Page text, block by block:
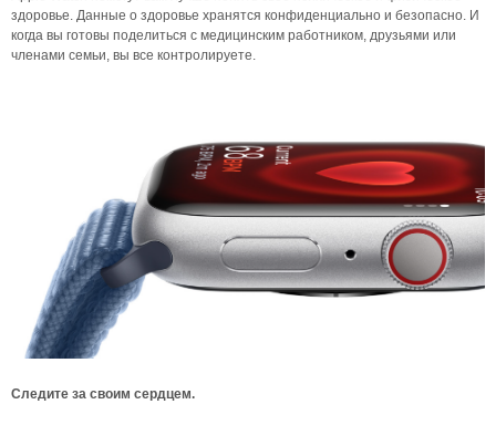
здоровье. Данные о здоровье хранятся конфиденциально и безопасно. И
когда вы готовы поделиться с медицинским работником, друзьями или
членами семьи, вы все контролируете.
Следите за своим сердцем.